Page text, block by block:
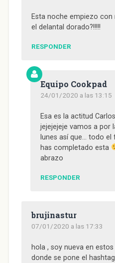
Esta noche empiezo
el delantal dorado?!!!!!
RESPONDER
Equipo Cookpad
24/01/2020 a las 13:15
Esa es la actitud
jejejejeje vamos a por
lunes así que… todo el
has completado esta
abrazo
RESPONDER
brujinastur
07/01/2020 a las 17:33
hola , soy nueva en
donde se pone el